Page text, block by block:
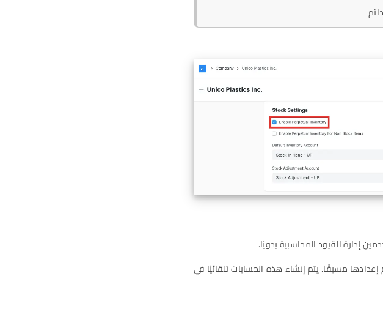
إدارة القيود المحاسبية يدويًا.
إعدادها مسبقًا. يتم إنشاء هذه الحسابات تلقائيًا في